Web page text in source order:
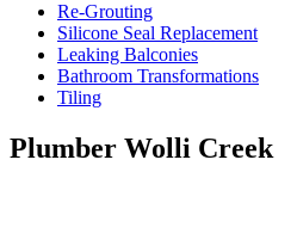
Re-Grouting
Silicone Seal Replacement
Leaking Balconies
Bathroom Transformations
Tiling
Plumber Wolli Creek